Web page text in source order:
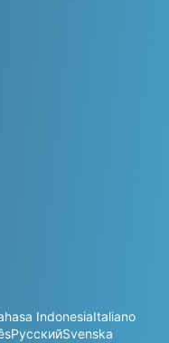
IndonesiaItaliano
РусскийSvenska